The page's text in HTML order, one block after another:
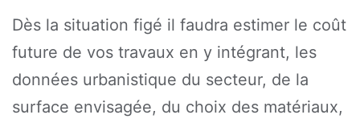
Dès la situation figé il faudra estimer le coût
future de vos travaux en y intégrant, les
données urbanistique du secteur, de la
surface envisagée, du choix des matériaux,